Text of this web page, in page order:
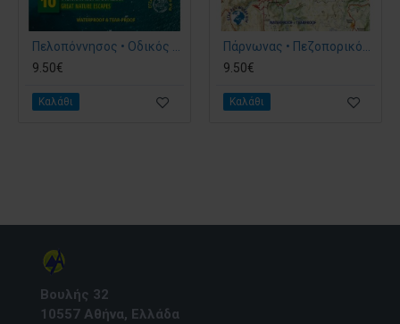
9.50€
Καλάθι
9.50€
Καλάθι
Βουλής 32
10557 Αθήνα, Ελλάδα